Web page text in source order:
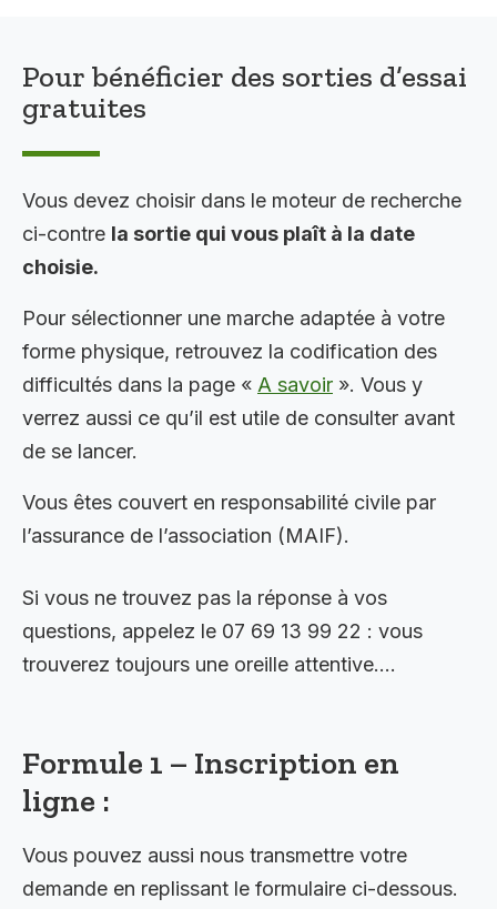
Pour bénéficier des sorties d’essai
gratuites
Vous devez choisir dans le moteur de recherche
ci-contre la sortie qui vous plaît à la date
choisie.
Pour sélectionner une marche adaptée à votre
forme physique, retrouvez la codification des
difficultés dans la page « A savoir ». Vous y
verrez aussi ce qu’il est utile de consulter avant
de se lancer.
Vous êtes couvert en responsabilité civile par
l’assurance de l’association (MAIF).
Si vous ne trouvez pas la réponse à vos
questions, appelez le 07 69 13 99 22 : vous
trouverez toujours une oreille attentive….
Formule 1 – Inscription en
ligne :
Vous pouvez aussi nous transmettre votre
demande en replissant le formulaire ci-dessous.